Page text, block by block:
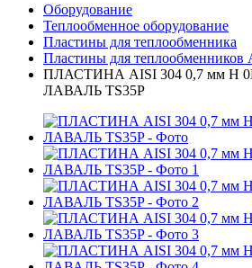
Оборудование
Теплообменное оборудование
Пластины для теплообменника
Пластины для
ПЛАСТИНА AISI 304 0,7 мм H
ЛАВАЛЬ TS35P